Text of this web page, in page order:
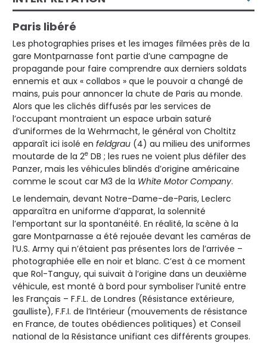
Paris libéré
Les photographies prises et les images filmées près de la
gare Montparnasse font partie d’une campagne de
propagande pour faire comprendre aux derniers soldats
ennemis et aux « collabos » que le pouvoir a changé de
mains, puis pour annoncer la chute de Paris au monde.
Alors que les clichés diffusés par les services de
l’occupant montraient un espace urbain saturé
d’uniformes de la Wehrmacht, le général von Choltitz
apparaît ici isolé en feldgrau (4) au milieu des uniformes
moutarde de la 2e DB ; les rues ne voient plus défiler des
Panzer, mais les véhicules blindés d’origine américaine
comme le scout car M3 de la White Motor Company.
Le lendemain, devant Notre-Dame-de-Paris, Leclerc
apparaîtra en uniforme d’apparat, la solennité
l’emportant sur la spontanéité. En réalité, la scène à la
gare Montparnasse a été rejouée devant les caméras de
l’U.S. Army qui n’étaient pas présentes lors de l’arrivée –
photographiée elle en noir et blanc. C’est à ce moment
que Rol-Tanguy, qui suivait à l’origine dans un deuxième
véhicule, est monté à bord pour symboliser l’unité entre
les Français – F.F.L. de Londres (Résistance extérieure,
gaulliste), F.F.I. de l’Intérieur (mouvements de résistance
en France, de toutes obédiences politiques) et Conseil
national de la Résistance unifiant ces différents groupes.